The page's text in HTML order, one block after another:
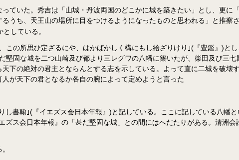
っていた。秀吉は「山城・丹波両国のどこかに城を築きたい」とし、更
うち、天王山の場所に目をつけるようになったものと思われる」と推察
している。
の所思ひ定ざるにや、はかばかしく構にもし給ざりけり｣(『豊鑑』)と
堅固な城を二つ山崎及び都より三レグワの八幡に築いたが、柴田及び三
下の絶対の君主とならんとする志を示している。よって直に二城を破
が天下の君となるか各自の腕によって定めようと言った
書翰｣(『イエズス会日本年報』)と記している。ここに記している八幡
ス会日本年報』の「甚だ堅固な城」との間にはへだたりがある。清洲